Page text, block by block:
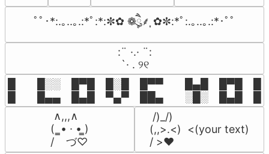
ﾟﾟ･*:.｡..｡.:*ﾟ:*:✼✿ ❁ཻུ۪۪⸙͎ ✿✼:*ﾟ:.｡..｡.:*･ﾟﾟ
⠀:¨ ·.· ¨:⠀
⠀ `· . ୨୧⠀
█  █░░ █▀█ █░█ █▀▀  █▄█ █▀█
█  █▄▄ █▄█ ▀▄▀ ██▄  ░█░ █▄█
∧,,,∧
(  ̳• · • ̳)
/    づ♡
/)_/)
(,,>.<)  <(your text)
/ >❤️